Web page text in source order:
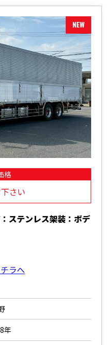
格
さい
ステンレス架装：ボデ
ラへ
年